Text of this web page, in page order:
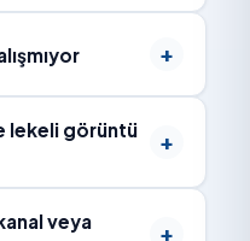
lekeli görüntü
veya